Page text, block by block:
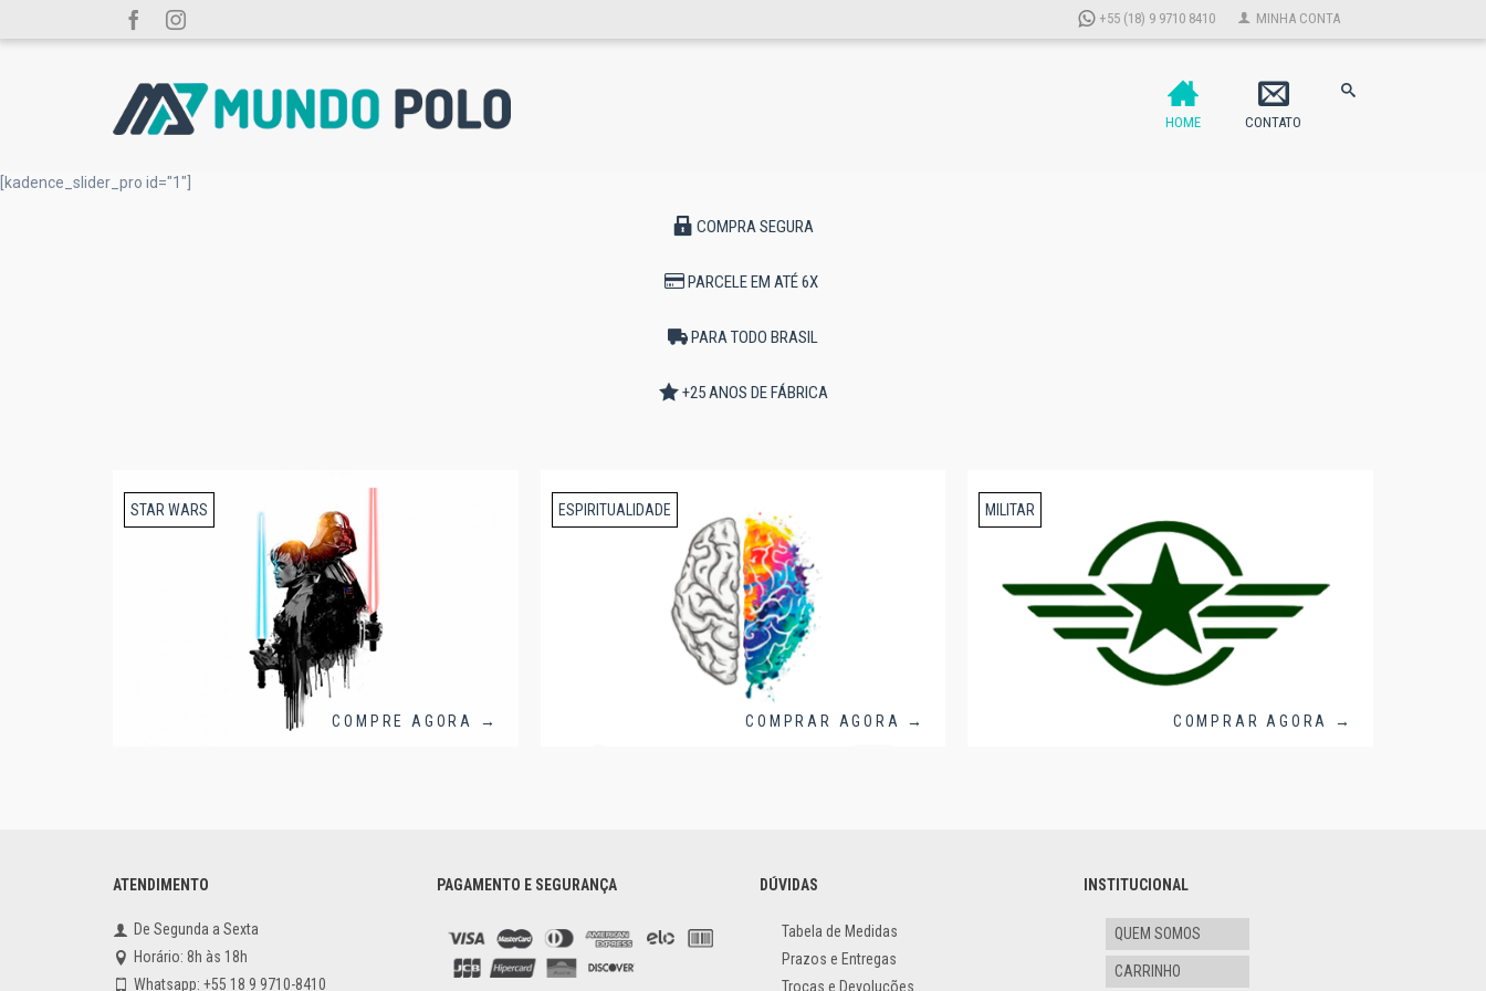
+55 (18) 9 9710 8410 MINHA CONTA
HOME CONTATO
[kadence_slider_pro id="1"]
COMPRA SEGURA
PARCELE EM ATÉ 6X
PARA TODO BRASIL
+25 ANOS DE FÁBRICA
STAR WARS
COMPRE AGORA →
ESPIRITUALIDADE
COMPRAR AGORA →
MILITAR
COMPRAR AGORA →
ATENDIMENTO
De Segunda a Sexta
Horário: 8h às 18h
Whatsapp: +55 18 9 9710-8410
PAGAMENTO E SEGURANÇA DÚVIDAS
Tabela de Medidas
Prazos e Entregas
Trocas e Devoluções
INSTITUCIONAL
QUEM SOMOS
CARRINHO